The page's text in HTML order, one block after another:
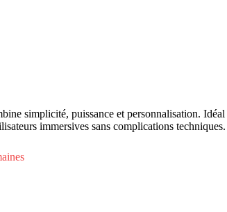
simplicité, puissance et personnalisation.
immersives sans complications